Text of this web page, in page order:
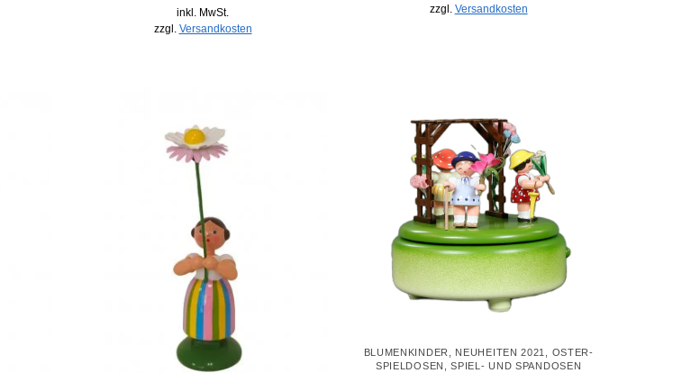
inkl. MwSt.
zzgl. Versandkosten
zzgl. Versandkosten
BLUMENKINDER NEUHEITEN 2021
OSTER-
SPIELDOSEN
,SPIEL- UND SPANDOSEN